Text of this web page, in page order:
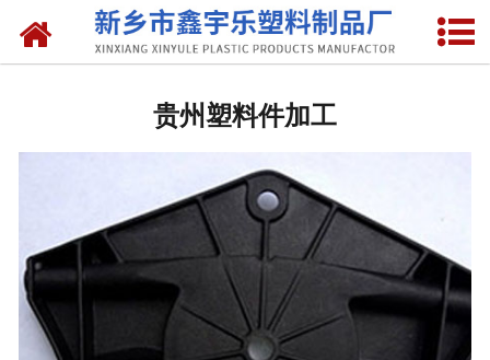
网站首页
- 贵州手动塑料抽液器
贵州洗涤用品抽取器
贵州沐浴抽
贵州塑料件加工